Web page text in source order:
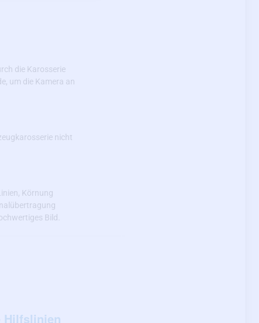
die Karosserie
um die Kamera an
nicht
Körnung
Bild.
Hilfslinien